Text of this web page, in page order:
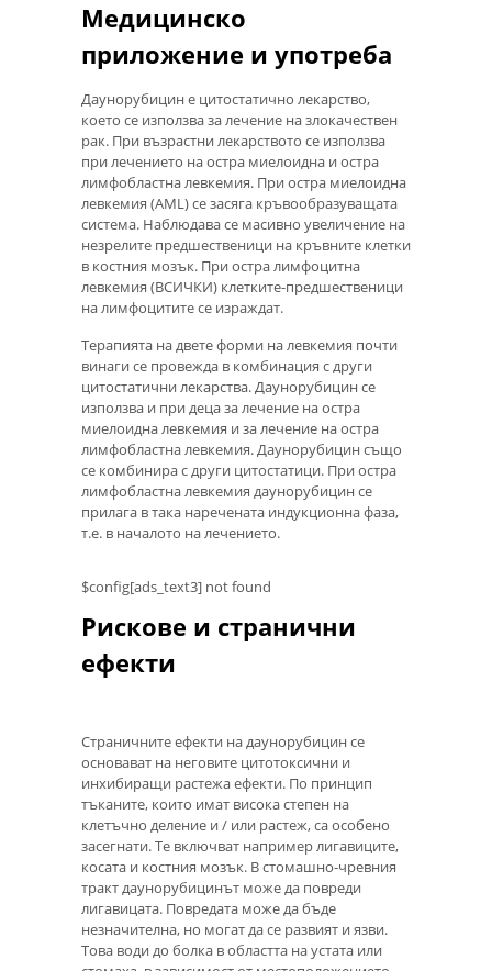
Медицинско
приложение и употреба
Даунорубицин е цитостатично лекарство,
което се използва за лечение на злокачествен
рак. При възрастни лекарството се използва
при лечението на остра миелоидна и остра
лимфобластна левкемия. При остра миелоидна
левкемия (AML) се засяга кръвообразуващата
система. Наблюдава се масивно увеличение на
незрелите предшественици на кръвните клетки
в костния мозък. При остра лимфоцитна
левкемия (ВСИЧКИ) клетките-предшественици
на лимфоцитите се израждат.
Терапията на двете форми на левкемия почти
винаги се провежда в комбинация с други
цитостатични лекарства. Даунорубицин се
използва и при деца за лечение на остра
миелоидна левкемия и за лечение на остра
лимфобластна левкемия. Даунорубицин също
се комбинира с други цитостатици. При остра
лимфобластна левкемия даунорубицин се
прилага в така наречената индукционна фаза,
т.е. в началото на лечението.
$config[ads_text3] not found
Рискове и странични
ефекти
Страничните ефекти на даунорубицин се
основават на неговите цитотоксични и
инхибиращи растежа ефекти. По принцип
тъканите, които имат висока степен на
клетъчно деление и / или растеж, са особено
засегнати. Те включват например лигавиците,
косата и костния мозък. В стомашно-чревния
тракт даунорубицинът може да повреди
лигавицата. Повредата може да бъде
незначителна, но могат да се развият и язви.
Това води до болка в областта на устата или